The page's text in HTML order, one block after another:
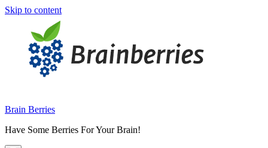
Skip to content
Brain Berries
Have Some Berries For Your Brain!